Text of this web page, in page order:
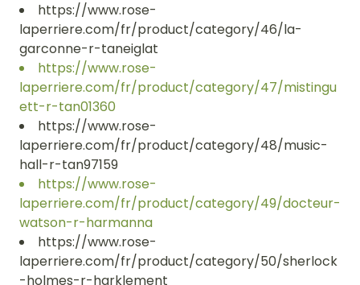
https://www.rose-
laperriere.com/fr/product/category/46/la-
garconne-r-taneiglat
https://www.rose-
laperriere.com/fr/product/category/47/mistingu
ett-r-tan01360
https://www.rose-
laperriere.com/fr/product/category/48/music-
hall-r-tan97159
https://www.rose-
laperriere.com/fr/product/category/49/docteur-
watson-r-harmanna
https://www.rose-
laperriere.com/fr/product/category/50/sherlock
-holmes-r-harklement